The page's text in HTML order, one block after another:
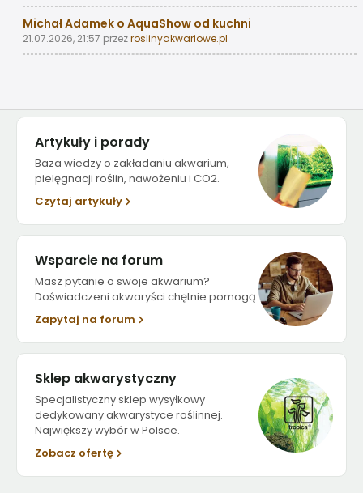
Michał Adamek o AquaShow od kuchni
21.07.2026, 21:57 przezroslinyakwariowe.pl
Artykuły i porady
Baza wiedzy o zakładaniu akwarium,
pielęgnacji roślin, nawożeniu i CO2.
Czytaj artykuły
Wsparcie na forum
Masz pytanie o swoje akwarium?
Doświadczeni akwaryści chętnie pomogą.
Zapytaj na forum
Sklep akwarystyczny
Specjalistyczny sklep wysyłkowy
dedykowany akwarystyce roślinnej.
Największy wybór w Polsce.
Zobacz ofertę